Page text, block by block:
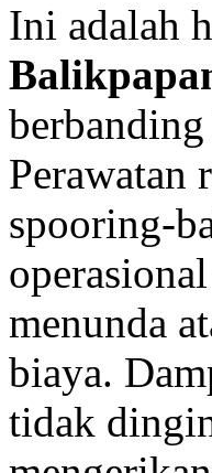
Ini adalah
spooring-
menunda
biaya.
tidak